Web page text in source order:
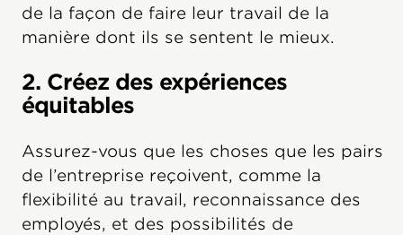
de la façon de faire leur travail de la
manière dont ils se sentent le mieux.
2. Créez des expériences
équitables
Assurez-vous que les choses que les pairs
de l’entreprise reçoivent, comme la
flexibilité au travail, reconnaissance des
employés, et des possibilités de